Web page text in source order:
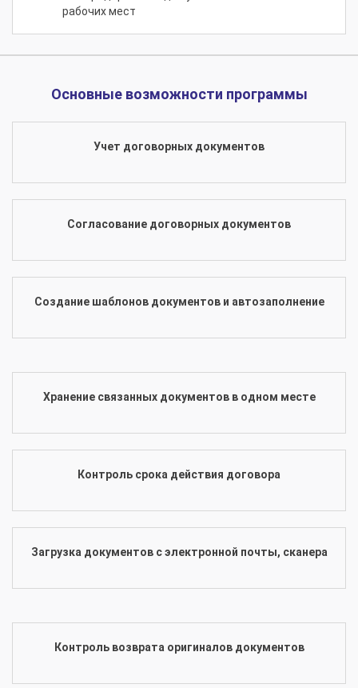
рабочих мест
Основные возможности программы
Учет договорных документов
Согласование договорных документов
Создание шаблонов документов и автозаполнение
Хранение связанных документов в одном месте
Контроль срока действия договора
Загрузка документов с электронной почты, сканера
Контроль возврата оригиналов документов